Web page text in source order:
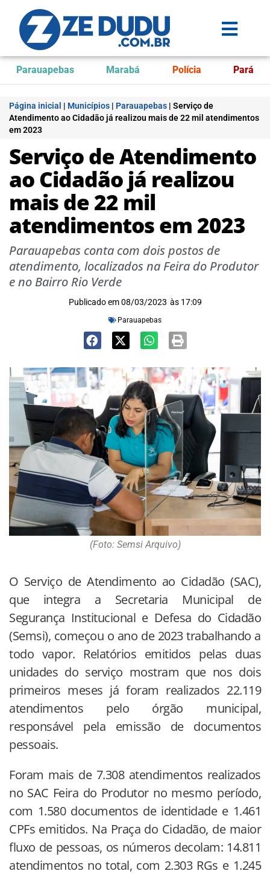
Parauapebas Marabá Polícia Pará
Página inicial | Municípios | Parauapebas | Serviço de
Atendimento ao Cidadão já realizou mais de 22 mil atendimentos
em 2023
Serviço de Atendimento
ao Cidadão já realizou
mais de 22 mil
atendimentos em 2023
Parauapebas conta com dois postos de
atendimento, localizados na Feira do Produtor
e no Bairro Rio Verde
Publicado em 08/03/2023 às 17:09
Parauapebas
(Foto: Semsi Arquivo)
O Serviço de Atendimento ao Cidadão (SAC),
que integra a Secretaria Municipal de
Segurança Institucional e Defesa do Cidadão
(Semsi), começou o ano de 2023 trabalhando a
todo vapor. Relatórios emitidos pelas duas
unidades do serviço mostram que nos dois
primeiros meses já foram realizados 22.119
atendimentos pelo órgão municipal,
responsável pela emissão de documentos
pessoais.
Foram mais de 7.308 atendimentos realizados
no SAC Feira do Produtor no mesmo período,
com 1.580 documentos de identidade e 1.461
CPFs emitidos. Na Praça do Cidadão, de maior
fluxo de pessoas, os números decolam: 14.811
atendimentos no total, com 2.303 RGs e 1.245